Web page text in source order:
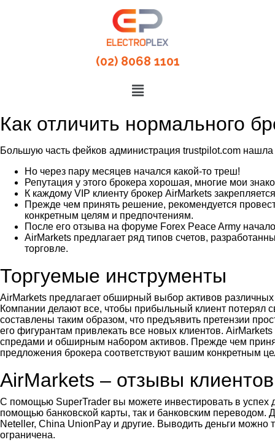
(02) 8068 1101
Как отличить нормального
Большую часть фейков администрация trustpilot.com
Но через пару месяцев начался какой-то треш!
Репутация у этого брокера хорошая, многие мои
К каждому VIP клиенту брокер AirMarkets
Прежде чем принять решение, рекомендуется
конкретным целям и предпочтениям.
После его отзыва на форуме Forex Peace Army
AirMarkets предлагает ряд типов счетов,
торговле.
Торгуемые инструменты
AirMarkets предлагает обширный выбор активов
Компании делают все, чтобы прибыльный клиент потерял
составлены таким образом, что предъявить претензии
его фигурантам привлекать все новых клиентов.
спредами и обширным набором активов. Прежде чем
предложения брокера соответствуют вашим конкретным
AirMarkets – отзывы клиентов
С помощью SuperTrader вы можете инвестировать в успех
помощью банковской карты, так и банковским переводом.
Neteller, China UnionPay и другие. Выводить деньги
ограничена.